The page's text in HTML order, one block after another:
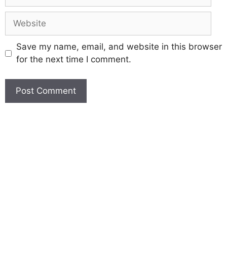
Save my name, email, and website in this browser
for the next time I comment.